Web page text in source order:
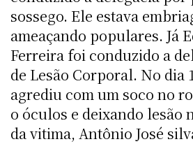
sossego. Ele estava
ameaçando populares. Já
Ferreira foi conduzido a
de Lesão Corporal. No dia
agrediu com um soco no
o óculos e deixando
da vitima, Antônio José